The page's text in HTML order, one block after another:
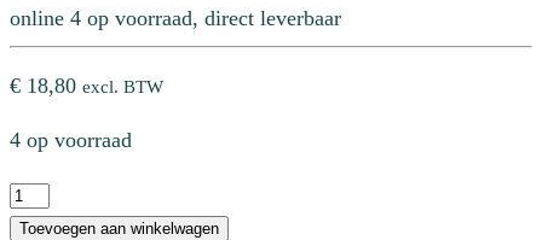
online 4 op voorraad, direct leverbaar
€ 18,80 excl. BTW
4 op voorraad
KGM
053
Toevoegen aan winkelwagen